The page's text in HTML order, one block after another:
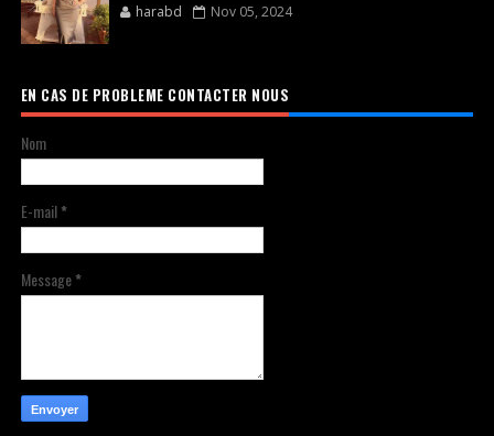
harabd Nov 05, 2024
EN CAS DE PROBLEME CONTACTER NOUS
Nom
E-mail*
Message*